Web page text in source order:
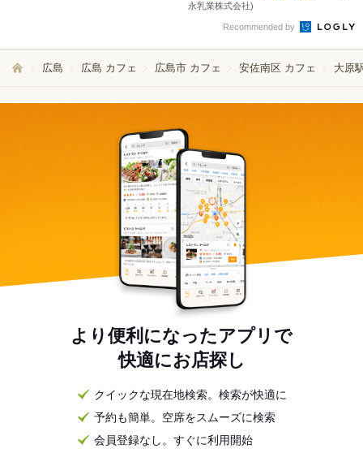
永乳業株式会社)
Recommended by
広島 広島 カフェ 広島市 カフェ 安佐南区 カフェ 大原
より便利になったアプリで
快適にお店探し
クイックな現在地検索。検索が快適に
予約も簡単。空席をスムーズに検索
会員登録なし。すぐに利用開始